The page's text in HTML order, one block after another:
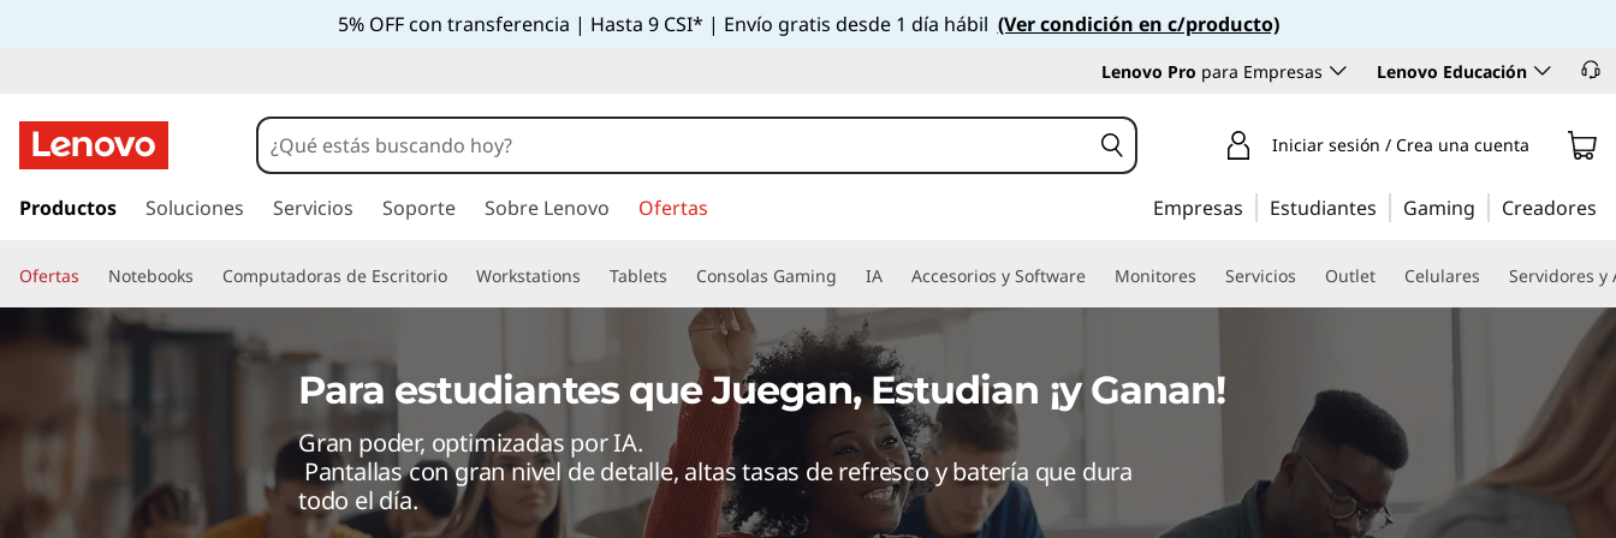
5% OFF con transferencia | Hasta 9 CSI* | Envío gratis desde 1 día hábil (Ver condición en c/producto)
Lenovo Pro para Empresas Lenovo Educación
r
c
o
n
o
Iniciar sesión / Crea una cuenta
Productos Soluciones Servicios Soporte Sobre Lenovo Ofertas Empresas Estudiantes Gaming Creadores
Ofertas Notebooks Computadoras de Escritorio Workstations Tablets Consolas Gaming IA Accesorios y Software Monitores Servicios Outlet Celulares Servidores y
Para estudiantes que Juegan, Estudian ¡y Ganan!
Gran poder, optimizadas por IA.
Pantallas con gran nivel de detalle, altas tasas de refresco y batería que dura
todo el día.